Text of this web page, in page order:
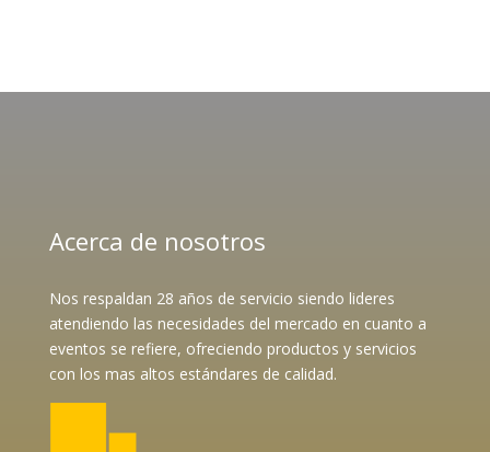
Acerca de nosotros
Nos respaldan 28 años de servicio siendo lideres
atendiendo las necesidades del mercado en cuanto a
eventos se refiere, ofreciendo productos y servicios
con los mas altos estándares de calidad.